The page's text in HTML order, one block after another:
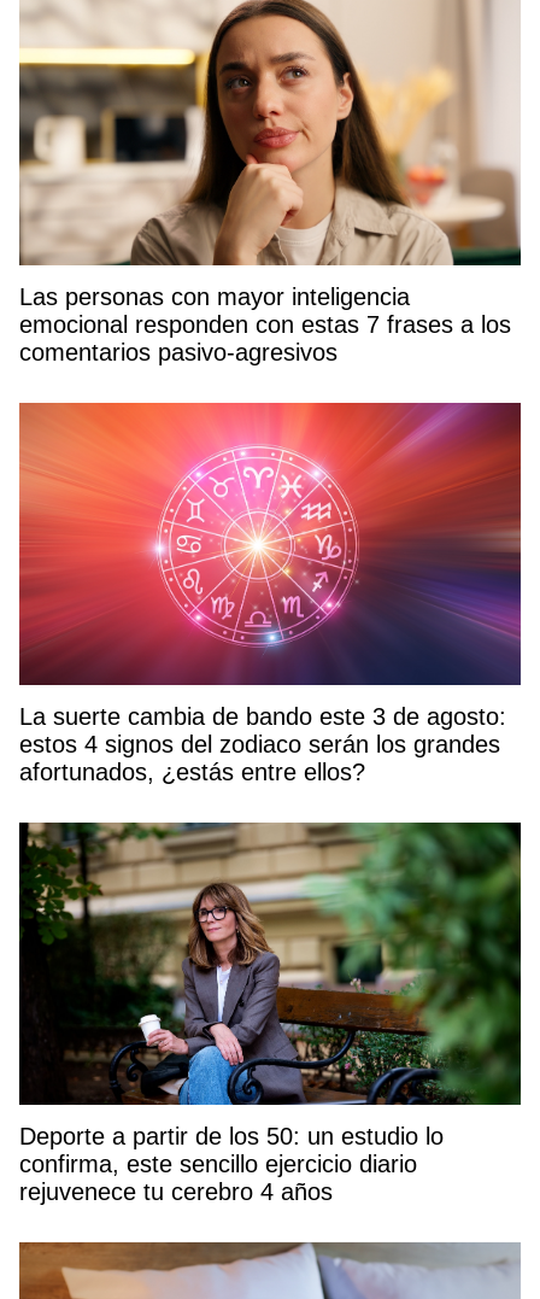
Las personas con mayor inteligencia
emocional responden con estas 7 frases a los
comentarios pasivo-agresivos
La suerte cambia de bando este 3 de agosto:
estos 4 signos del zodiaco serán los grandes
afortunados, ¿estás entre ellos?
Deporte a partir de los 50: un estudio lo
confirma, este sencillo ejercicio diario
rejuvenece tu cerebro 4 años